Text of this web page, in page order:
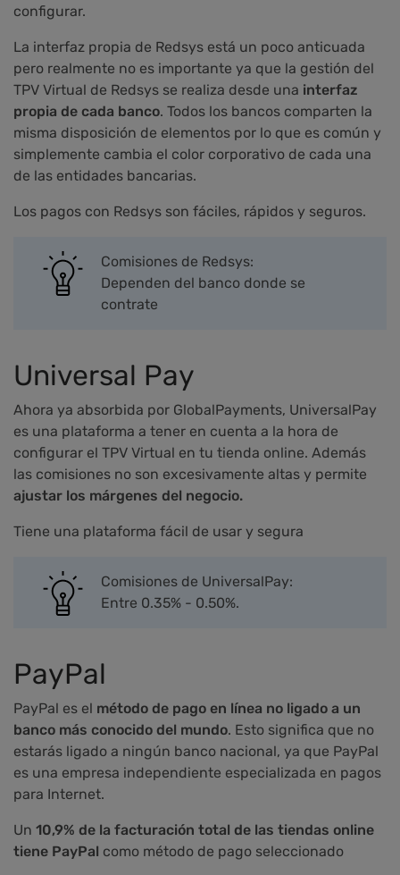
configurar.
La interfaz propia de Redsys está un poco anticuada
pero realmente no es importante ya que la gestión del
TPV Virtual de Redsys se realiza desde una interfaz
propia de cada banco. Todos los bancos comparten la
misma disposición de elementos por lo que es común y
simplemente cambia el color corporativo de cada una
de las entidades bancarias.
Los pagos con Redsys son fáciles, rápidos y seguros.
Comisiones de Redsys:
Dependen del banco donde se
contrate
Universal Pay
Ahora ya absorbida por GlobalPayments, UniversalPay
es una plataforma a tener en cuenta a la hora de
configurar el TPV Virtual en tu tienda online. Además
las comisiones no son excesivamente altas y permite
ajustar los márgenes del negocio.
Tiene una plataforma fácil de usar y segura
Comisiones de UniversalPay:
Entre 0.35% - 0.50%.
PayPal
PayPal es el método de pago en línea no ligado a un
banco más conocido del mundo. Esto significa que no
estarás ligado a ningún banco nacional, ya que PayPal
es una empresa independiente especializada en pagos
para Internet.
Un 10,9% de la facturación total de las tiendas online
tiene PayPal como método de pago seleccionado